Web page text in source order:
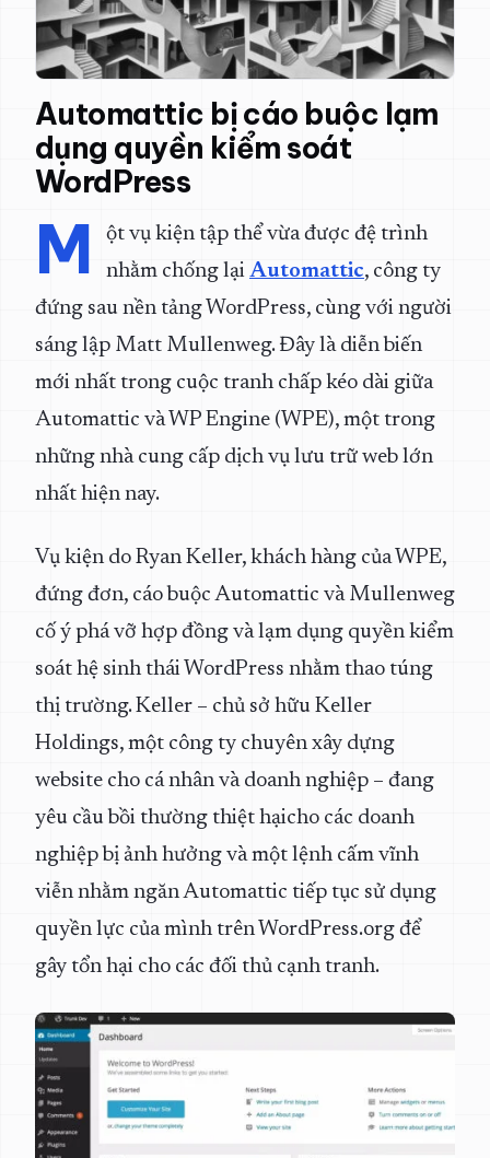
Automattic bị cáo buộc lạm
dụng quyền kiểm soát
WordPress
M
ột vụ kiện tập thể vừa được đệ trình
nhằm chống lại Automattic, công ty
đứng sau nền tảng WordPress, cùng với người
sáng lập Matt Mullenweg. Đây là diễn biến
mới nhất trong cuộc tranh chấp kéo dài giữa
Automattic và WP Engine (WPE), một trong
những nhà cung cấp dịch vụ lưu trữ web lớn
nhất hiện nay.
Vụ kiện do Ryan Keller, khách hàng của WPE,
đứng đơn, cáo buộc Automattic và Mullenweg
cố ý phá vỡ hợp đồng và lạm dụng quyền kiểm
soát hệ sinh thái WordPress nhằm thao túng
thị trường. Keller – chủ sở hữu Keller
Holdings, một công ty chuyên xây dựng
website cho cá nhân và doanh nghiệp – đang
yêu cầu bồi thường thiệt hạicho các doanh
nghiệp bị ảnh hưởng và một lệnh cấm vĩnh
viễn nhằm ngăn Automattic tiếp tục sử dụng
quyền lực của mình trên WordPress.org để
gây tổn hại cho các đối thủ cạnh tranh.